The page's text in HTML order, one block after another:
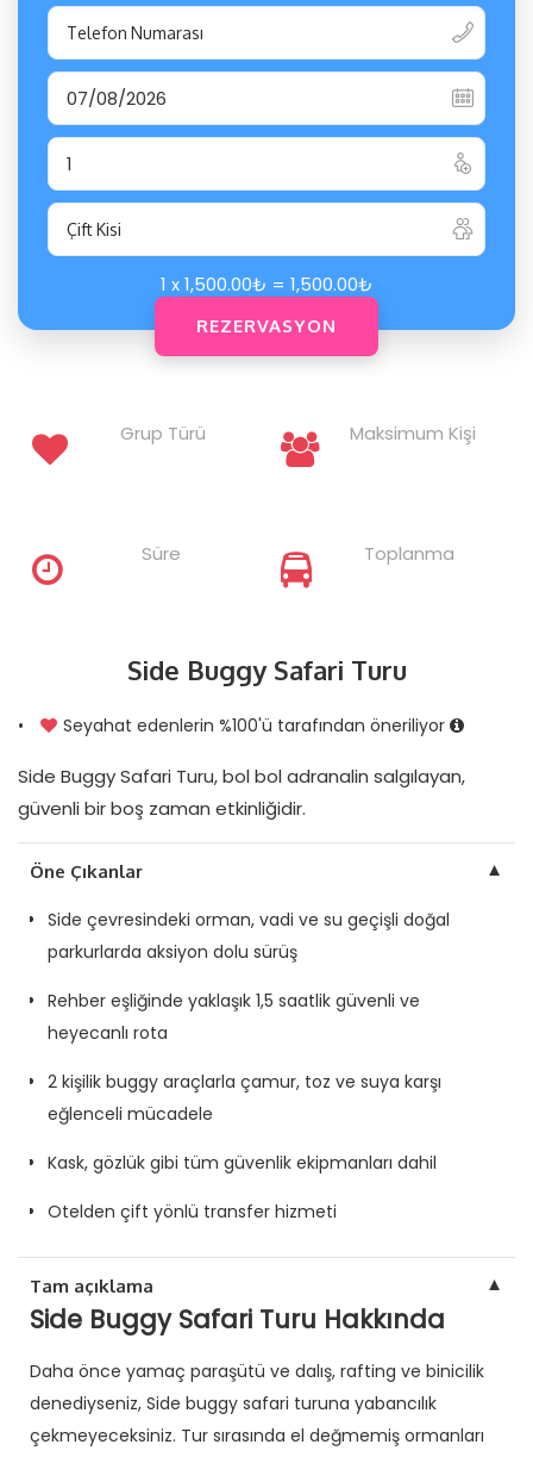
1 x1,500.00₺ = 1,500.00₺
Grup Türü Maksimum Kişi
Süre Toplanma
Side Buggy Safari Turu
• Seyahat edenlerin %100'ü tarafından öneriliyor
Side Buggy Safari Turu, bol bol adranalin salgılayan,
güvenli bir boş zaman etkinliğidir.
Öne Çıkanlar ▼
Side çevresindeki orman, vadi ve su geçişli doğal
parkurlarda aksiyon dolu sürüş
Rehber eşliğinde yaklaşık 1,5 saatlik güvenli ve
heyecanlı rota
2 kişilik buggy araçlarla çamur, toz ve suya karşı
eğlenceli mücadele
Kask, gözlük gibi tüm güvenlik ekipmanları dahil
Otelden çift yönlü transfer hizmeti
Tam açıklama ▼
Side Buggy Safari Turu Hakkında
Daha önce yamaç paraşütü ve dalış, rafting ve binicilik
denediyseniz, Side buggy safari turuna yabancılık
çekmeyeceksiniz. Tur sırasında el değmemiş ormanları